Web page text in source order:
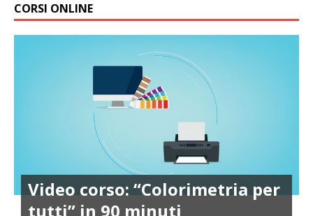
CORSI ONLINE
Video corso: “Colorimetria per
tutti” in 90 minuti